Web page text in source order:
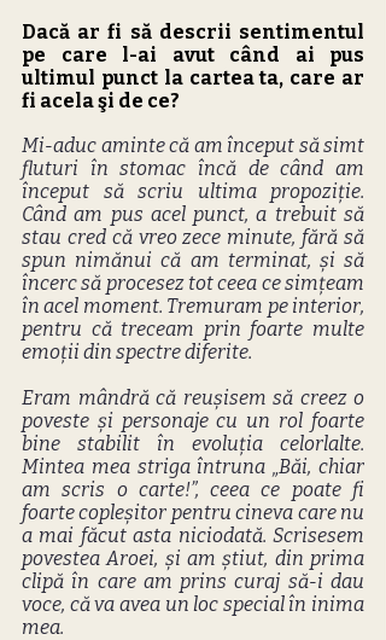
Dacă ar fi să descrii sentimentul
pe care l-ai avut când ai pus
ultimul punct la cartea ta, care ar
fi acela şi de ce?
Mi-aduc aminte că am început să simt
fluturi în stomac încă de când am
început să scriu ultima propoziție.
Când am pus acel punct, a trebuit să
stau cred că vreo zece minute, fără să
spun nimănui că am terminat, și să
încerc să procesez tot ceea ce simțeam
în acel moment. Tremuram pe interior,
pentru că treceam prin foarte multe
emoții din spectre diferite.
Eram mândră că reușisem să creez o
poveste și personaje cu un rol foarte
bine stabilit în evoluția celorlalte.
Mintea mea striga întruna „Băi, chiar
am scris o carte!”, ceea ce poate fi
foarte copleșitor pentru cineva care nu
a mai făcut asta niciodată. Scrisesem
povestea Aroei, și am știut, din prima
clipă în care am prins curaj să-i dau
voce, că va avea un loc special în inima
mea.